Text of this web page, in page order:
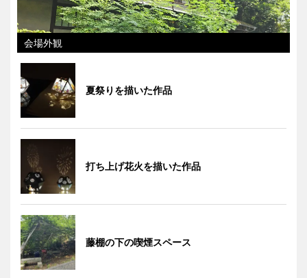
会場外観
夏祭りを描いた作品
打ち上げ花火を描いた作品
藤棚の下の喫煙スペース